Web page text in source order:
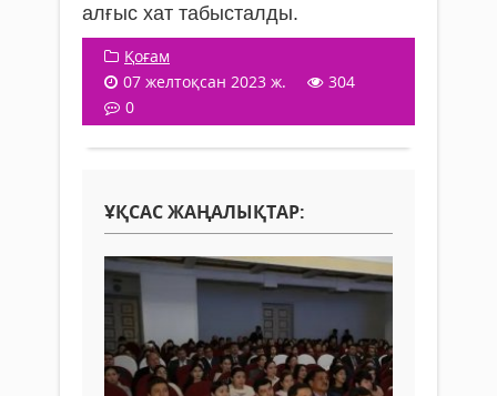
алғыс хат табысталды.
Қоғам
07 желтоқсан 2023 ж.
304
0
ҰҚСАС ЖАҢАЛЫҚТАР: